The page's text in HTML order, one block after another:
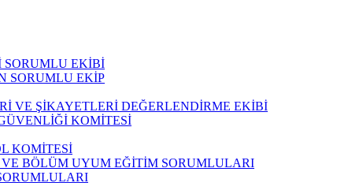
SORUMLU EKİBİ
SORUMLU EKİP
VE ŞİKAYETLERİ DEĞERLENDİRME EKİBİ
KOMİTESİ
KOMİTESİ
BÖLÜM UYUM EĞİTİM SORUMLULARI